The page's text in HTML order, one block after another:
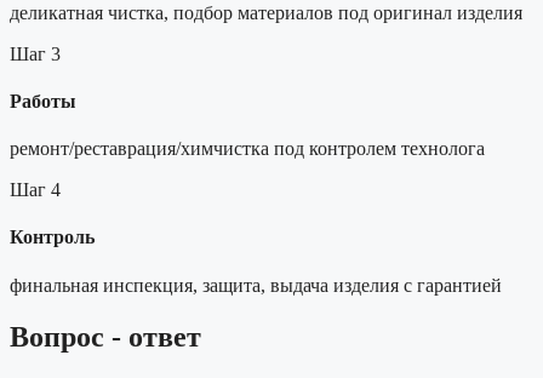
деликатная чистка, подбор материалов под оригинал изделия
Шаг 3
Работы
ремонт/реставрация/химчистка под контролем технолога
Шаг 4
Контроль
финальная инспекция, защита, выдача изделия с гарантией
Вопрос - ответ